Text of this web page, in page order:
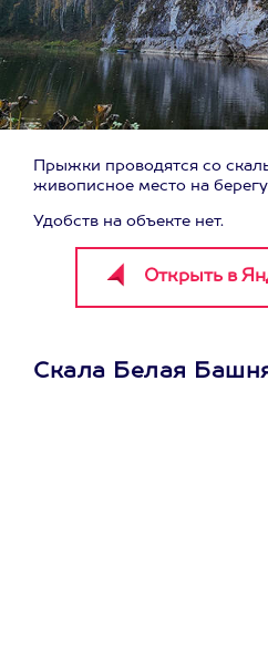
Прыжки проводятся со
живописное место на
Удобств на объекте нет.
Скала Белая